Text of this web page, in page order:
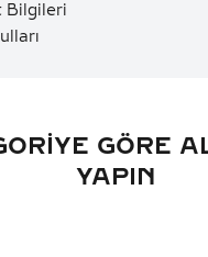
Bilgileri
GÖRE
YAPIN